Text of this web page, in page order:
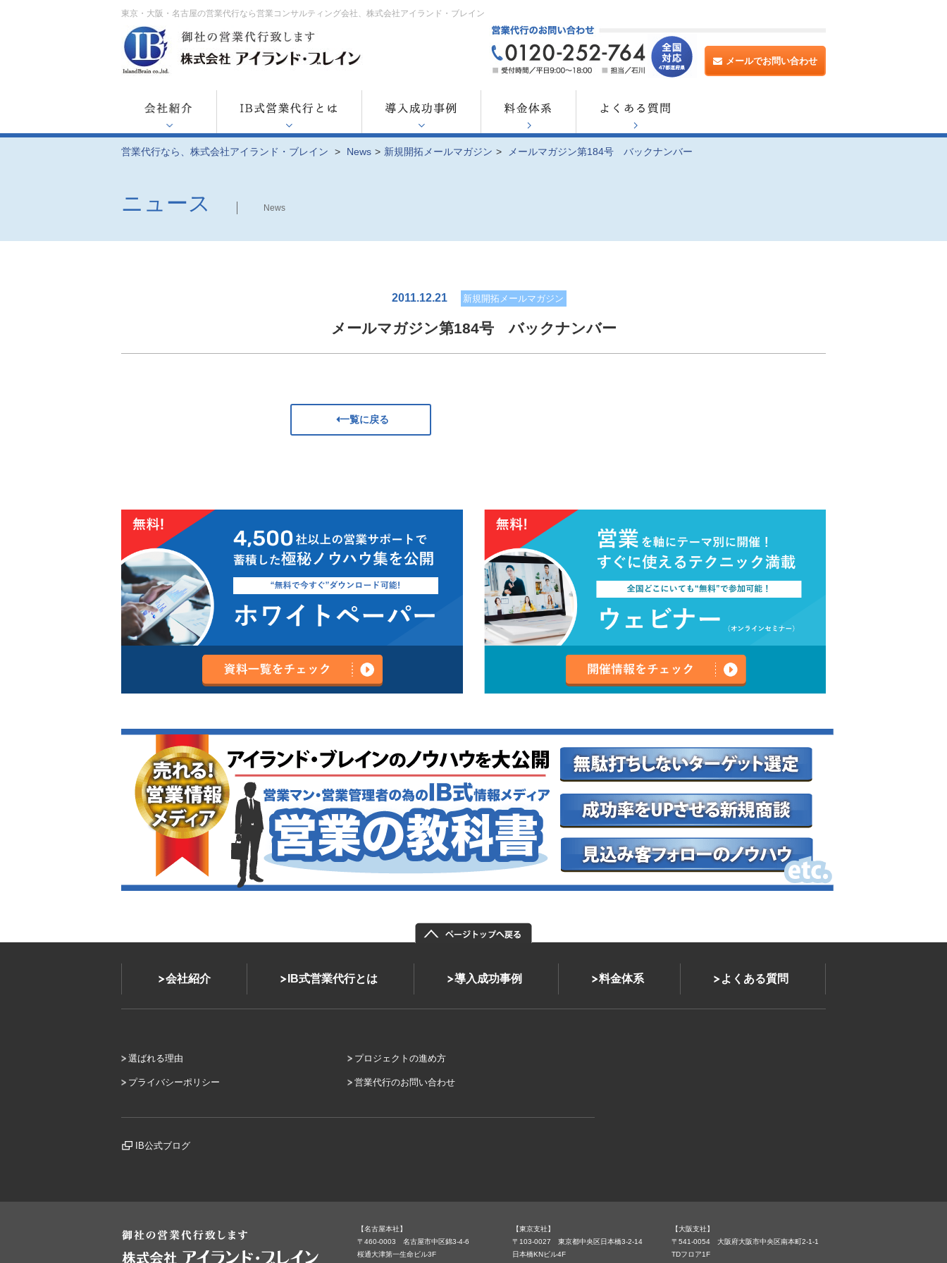
東京・大阪・名古屋の営業代行なら営業コンサルティング会社、株式会社アイランド・ブレイン
メールでお問い合わせ
営業代行なら、株式会社アイランド・ブレイン > News > 新規開拓メールマガジン > メールマガジン第184号 バックナンバー
ニュース News
2011.12.21 新規開拓メールマガジン
メールマガジン第184号 バックナンバー
一覧に戻る
会社紹介 IB式営業代行とは 導入成功事例 料金体系 よくある質問
選ばれる理由 プロジェクトの進め方
プライバシーポリシー 営業代行のお問い合わせ
IB公式ブログ
【名古屋本社】
〒460-0003 名古屋市中区錦3-4-6
桜通大津第一生命ビル3F
【東京支社】
〒103-0027 東京都中央区日本橋3-2-14
日本橋KNビル4F
【大阪支社】
〒541-0054 大阪府大阪市中央区南本町2-1-1
TDフロア1F